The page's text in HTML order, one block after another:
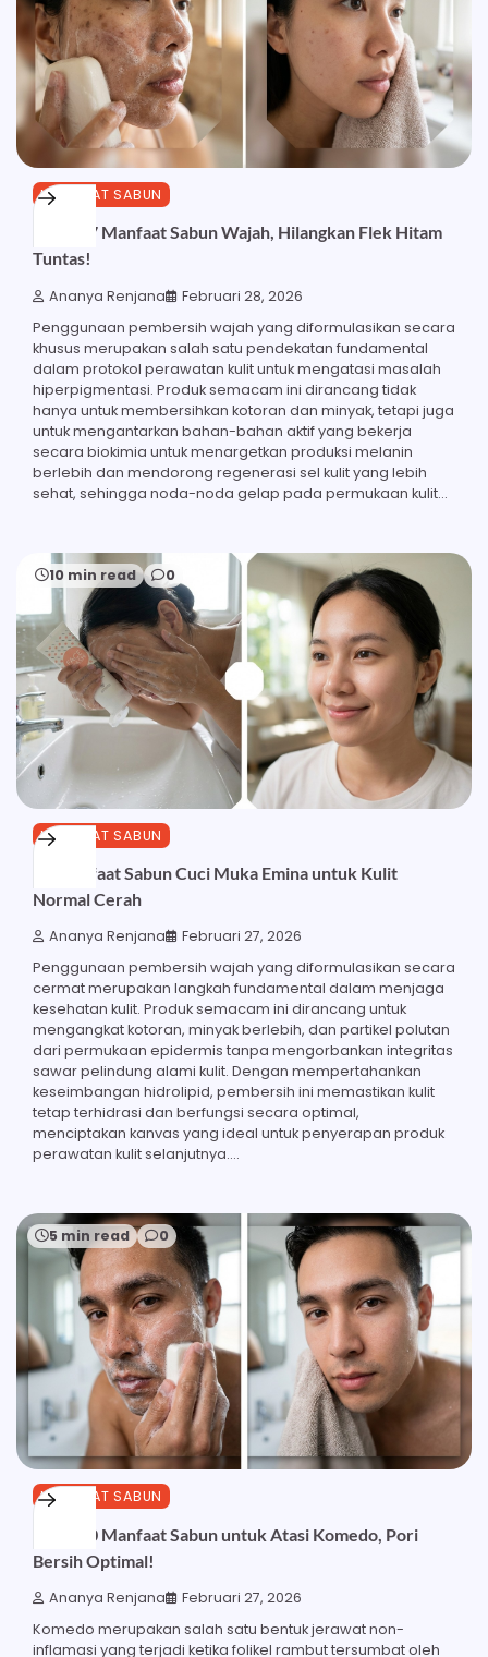
MANFAAT SABUN
Inilah 17 Manfaat Sabun Wajah, Hilangkan Flek Hitam
Tuntas!
Ananya Renjana Februari 28, 2026
Penggunaan pembersih wajah yang diformulasikan secara
khusus merupakan salah satu pendekatan fundamental
dalam protokol perawatan kulit untuk mengatasi masalah
hiperpigmentasi. Produk semacam ini dirancang tidak
hanya untuk membersihkan kotoran dan minyak, tetapi juga
untuk mengantarkan bahan-bahan aktif yang bekerja
secara biokimia untuk menargetkan produksi melanin
berlebih dan mendorong regenerasi sel kulit yang lebih
sehat, sehingga noda-noda gelap pada permukaan kulit…
10 min read 0
MANFAAT SABUN
30 Manfaat Sabun Cuci Muka Emina untuk Kulit
Normal Cerah
Ananya Renjana Februari 27, 2026
Penggunaan pembersih wajah yang diformulasikan secara
cermat merupakan langkah fundamental dalam menjaga
kesehatan kulit. Produk semacam ini dirancang untuk
mengangkat kotoran, minyak berlebih, dan partikel polutan
dari permukaan epidermis tanpa mengorbankan integritas
sawar pelindung alami kulit. Dengan mempertahankan
keseimbangan hidrolipid, pembersih ini memastikan kulit
tetap terhidrasi dan berfungsi secara optimal,
menciptakan kanvas yang ideal untuk penyerapan produk
perawatan kulit selanjutnya.…
5 min read 0
MANFAAT SABUN
Inilah 20 Manfaat Sabun untuk Atasi Komedo, Pori
Bersih Optimal!
Ananya Renjana Februari 27, 2026
Komedo merupakan salah satu bentuk jerawat non-
inflamasi yang terjadi ketika folikel rambut tersumbat oleh